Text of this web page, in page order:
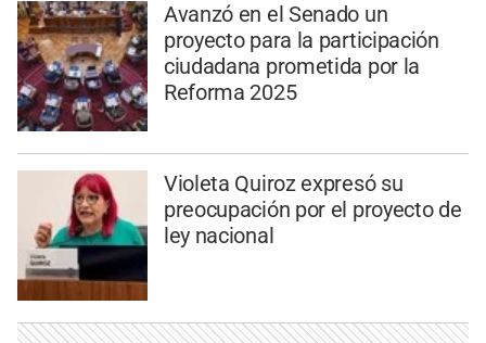
Avanzó en el Senado un
proyecto para la participación
ciudadana prometida por la
Reforma 2025
Violeta Quiroz expresó su
preocupación por el proyecto de
ley nacional